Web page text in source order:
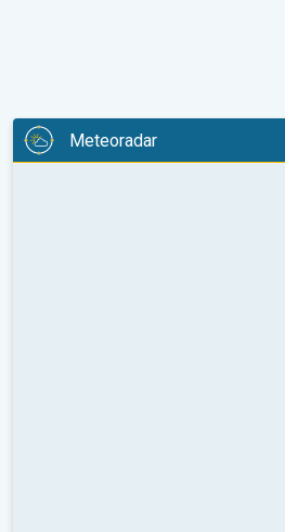
Meteoradar